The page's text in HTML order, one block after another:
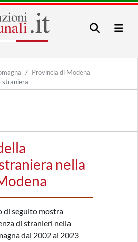
Provincia di Modena
straniera
nella
di seguito mostra
di stranieri nella
dal 2002 al 2023